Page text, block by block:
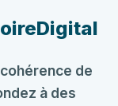
de
à des